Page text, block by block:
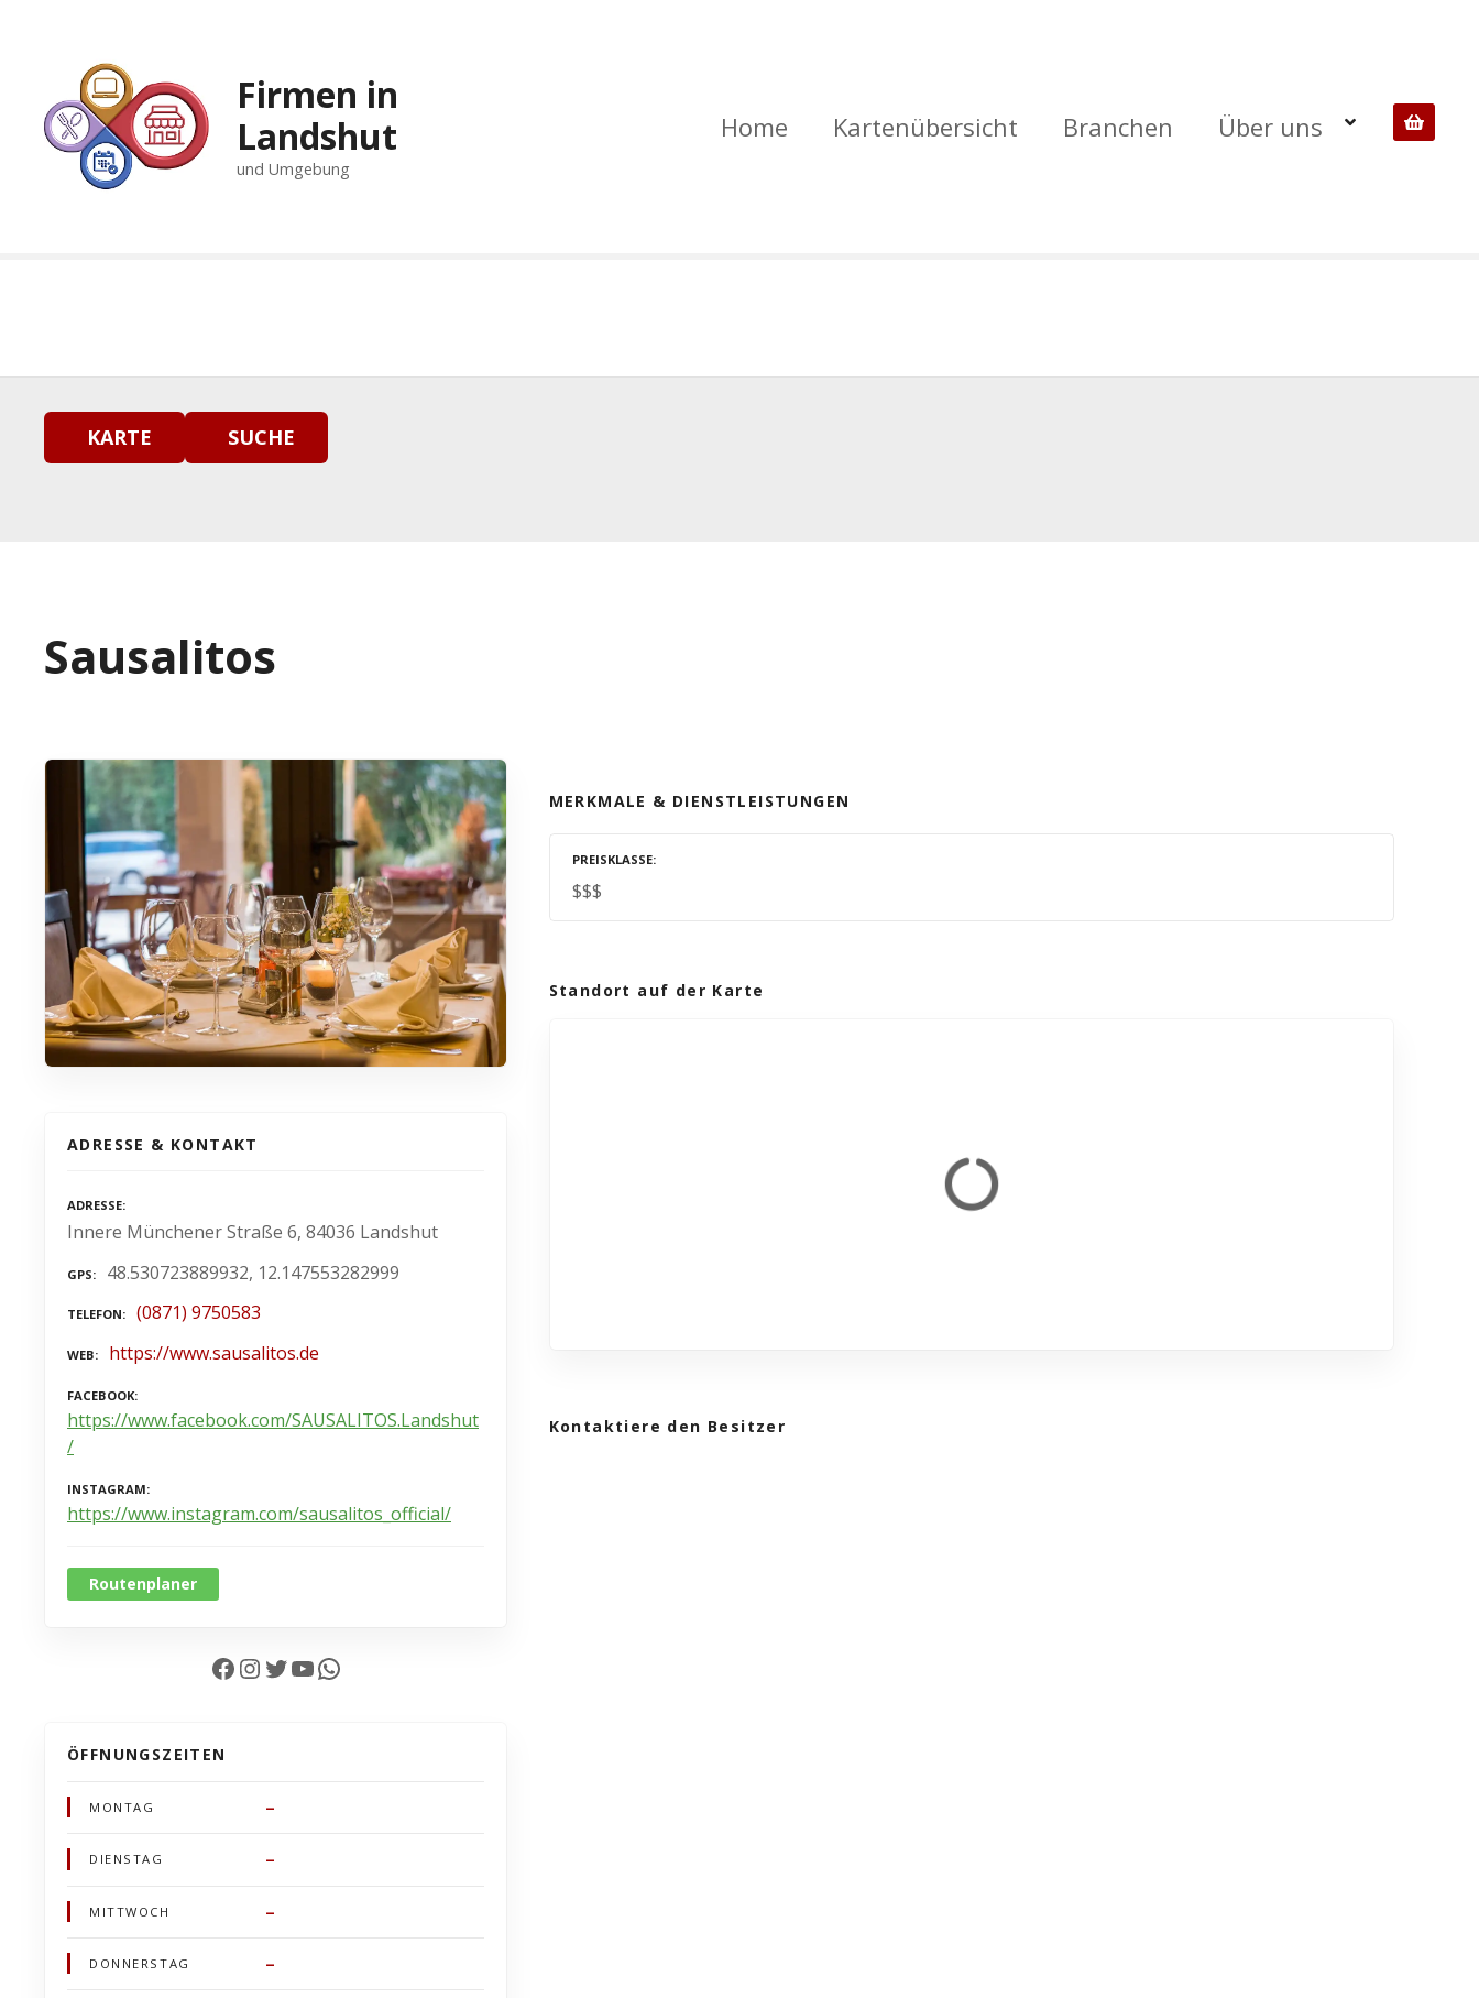
g
Firmen in
Landshut
und Umgebung
Home Kartenübersicht Branchen Über uns
KARTE SUCHE
Sausalitos
ADRESSE & KONTAKT
ADRESSE
Innere Münchener Straße 6, 84036 Landshut
GPS 48.530723889932, 12.147553282999
TELEFON (0871) 9750583
WEB https://www.sausalitos.de
FACEBOOK
https://www.facebook.com/SAUSALITOS.Landshut
/
INSTAGRAM
https://www.instagram.com/sausalitos_official/
Routenplaner
Facebook InstagramTwitter YouTube WhatsApp
ÖFFNUNGSZEITEN
MONTAG –
DIENSTAG –
MITTWOCH –
DONNERSTAG –
MERKMALE & DIENSTLEISTUNGEN
PREISKLASSE
$$$
Standort auf der Karte
Kontaktiere den Besitzer